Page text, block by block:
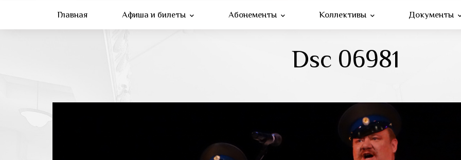
Главная Афиша и билеты Абонементы Коллективы Документы
Dsc 06981